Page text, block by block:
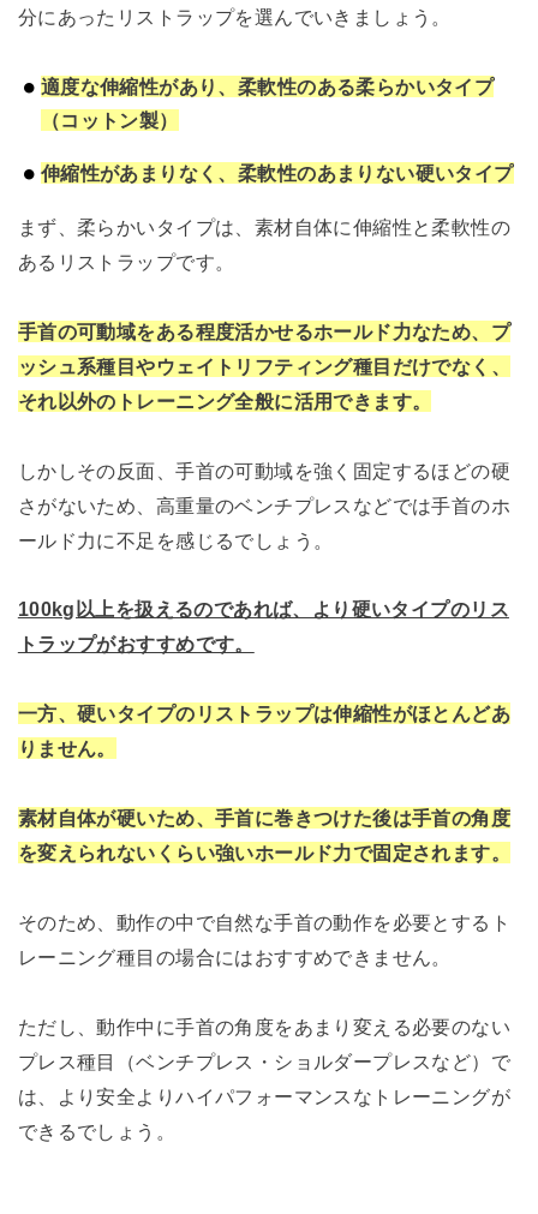
分にあったリストラップを選んでいきましょう。
適度な伸縮性があり、柔軟性のある柔らかいタイプ
（コットン製）
伸縮性があまりなく、柔軟性のあまりない硬いタイプ
まず、柔らかいタイプは、素材自体に伸縮性と柔軟性の
あるリストラップです。
手首の可動域をある程度活かせるホールド力なため、プ
ッシュ系種目やウェイトリフティング種目だけでなく、
それ以外のトレーニング全般に活用できます。
しかしその反面、手首の可動域を強く固定するほどの硬
さがないため、高重量のベンチプレスなどでは手首のホ
ールド力に不足を感じるでしょう。
100kg以上を扱えるのであれば、より硬いタイプのリス
トラップがおすすめです。
一方、硬いタイプのリストラップは伸縮性がほとんどあ
りません。
素材自体が硬いため、手首に巻きつけた後は手首の角度
を変えられないくらい強いホールド力で固定されます。
そのため、動作の中で自然な手首の動作を必要とするト
レーニング種目の場合にはおすすめできません。
ただし、動作中に手首の角度をあまり変える必要のない
プレス種目（ベンチプレス・ショルダープレスなど）で
は、より安全よりハイパフォーマンスなトレーニングが
できるでしょう。